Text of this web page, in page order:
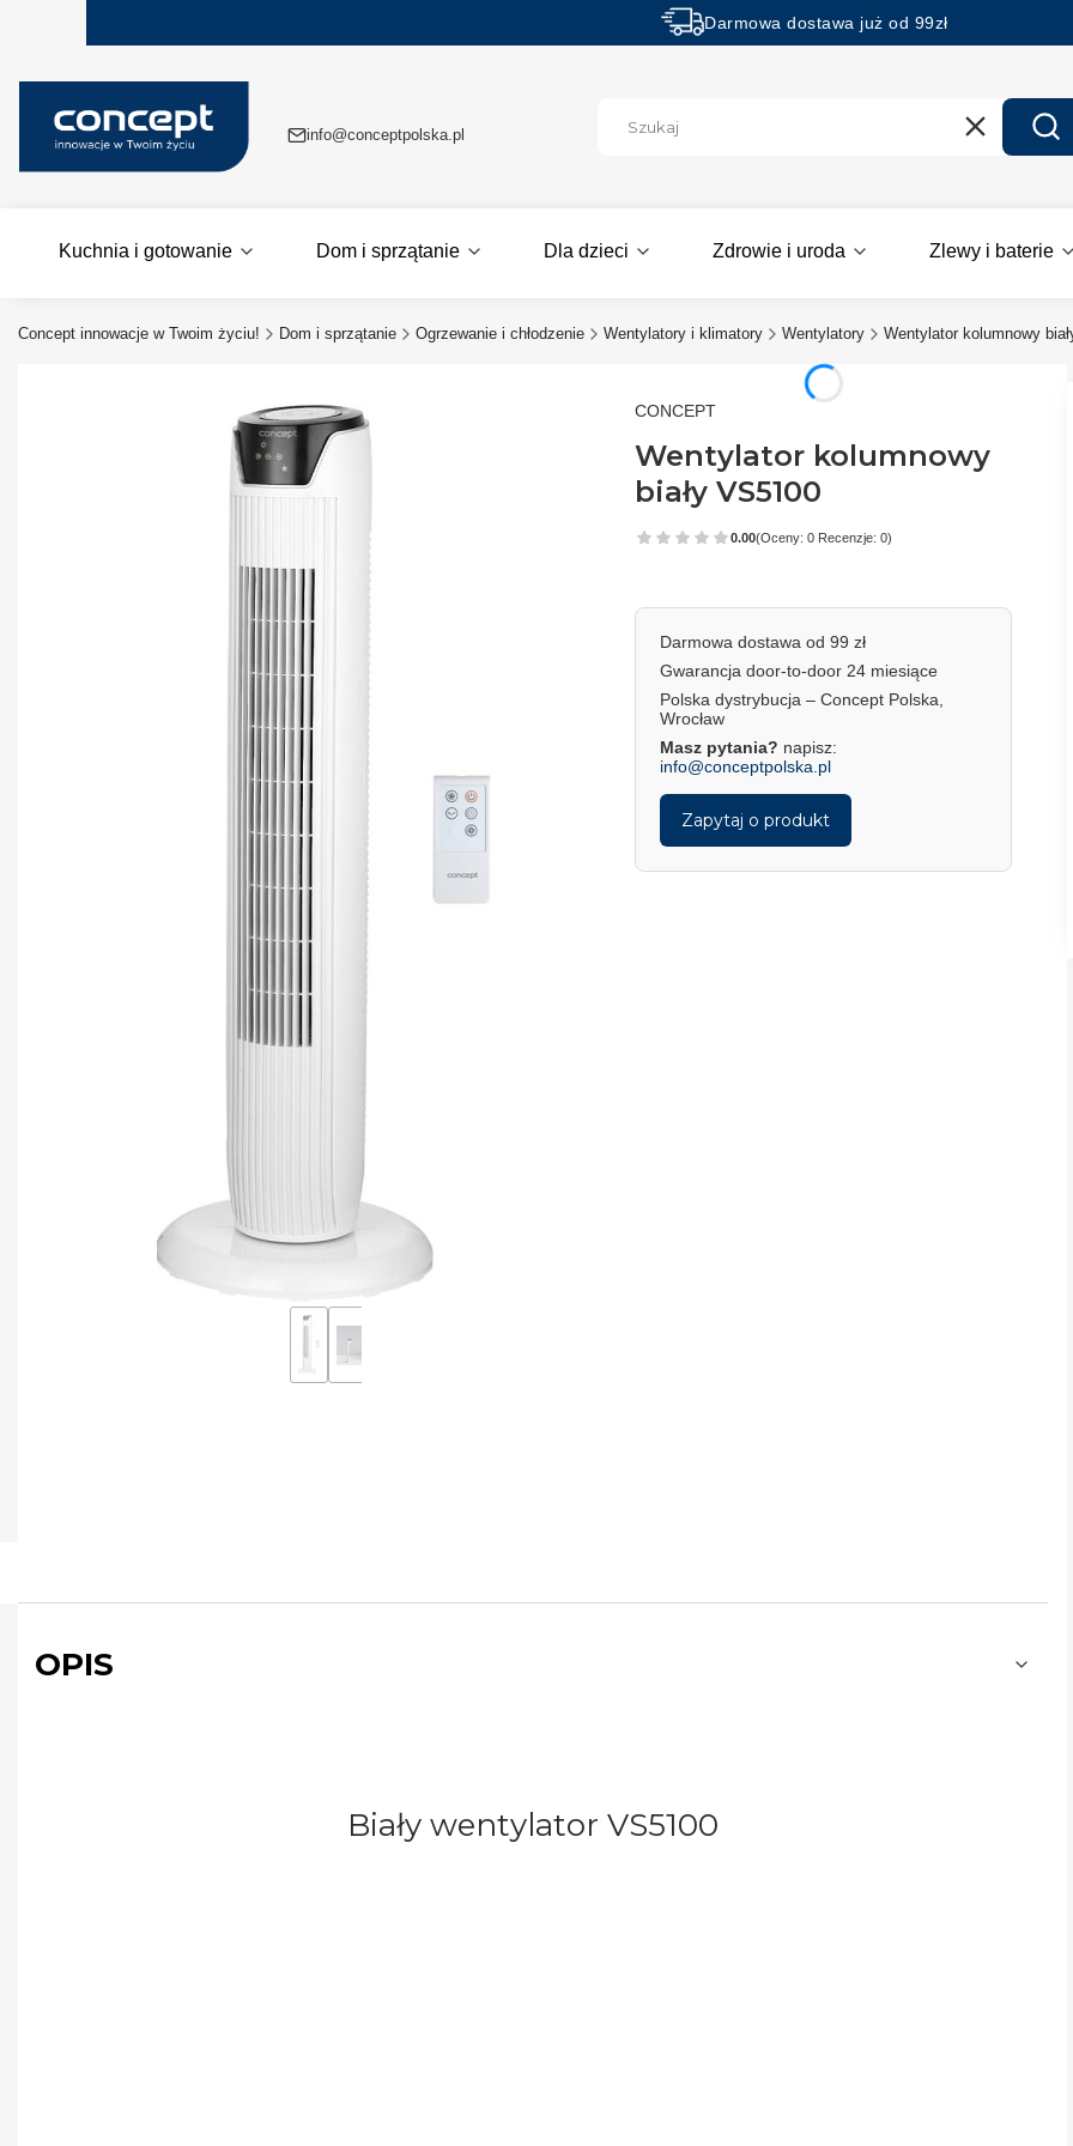
Darmowa dostawa już od 99zł
info@conceptpolska.pl Wyczyść
Kuchnia i gotowanie Dom i sprzątanie Dla dzieci Zdrowie i uroda Zlewy i baterie
Concept innowacje w Twoim życiu! Dom i sprzątanie Ogrzewanie i chłodzenie Wentylatory i klimatory Wentylatory Wentylator kolumnowy
CONCEPT
Wentylator kolumnowy
biały VS5100
0.00(Oceny: 0 Recenzje: 0)
Darmowa dostawa od 99 zł
Gwarancja door-to-door 24 miesiące
Polska dystrybucja – Concept Polska,
Wrocław
Masz pytania? napisz:
info@conceptpolska.pl
Zapytaj o produkt
OPIS
Biały wentylator VS5100